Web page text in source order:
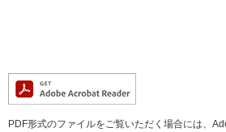
PDF形式のファイルをご覧いただく場合には、